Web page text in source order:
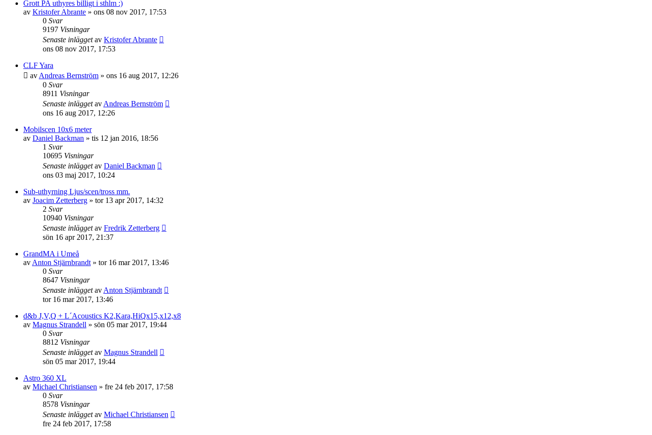
Grott PA uthyres billigt i sthlm :)
av Kristofer Abrante » ons 08 nov 2017, 17:53
0 Svar
9197 Visningar
Senaste inläggetav Kristofer Abrante
ons 08 nov 2017, 17:53
CLF Yara
av Andreas Bernström » ons 16 aug 2017, 12:26
0 Svar
8911 Visningar
Senaste inläggetav Andreas Bernström
ons 16 aug 2017, 12:26
Mobilscen 10x6 meter
av Daniel Backman » tis 12 jan 2016, 18:56
1 Svar
10695 Visningar
Senaste inläggetav Daniel Backman
ons 03 maj 2017, 10:24
Sub-uthyrning Ljus/scen/tross mm.
av Joacim Zetterberg » tor 13 apr 2017, 14:32
2 Svar
10940 Visningar
Senaste inläggetav Fredrik Zetterberg
sön 16 apr 2017, 21:37
GrandMA i Umeå
av Anton Stjärnbrandt » tor 16 mar 2017, 13:46
0 Svar
8647 Visningar
Senaste inläggetav Anton Stjärnbrandt
tor 16 mar 2017, 13:46
d&b J,V,Q + L´Acoustics K2,Kara,HiQx15,x12,x8
av Magnus Strandell » sön 05 mar 2017, 19:44
0 Svar
8812 Visningar
Senaste inläggetav Magnus Strandell
sön 05 mar 2017, 19:44
Astro 360 XL
av Michael Christiansen » fre 24 feb 2017, 17:58
0 Svar
8578 Visningar
Senaste inläggetav Michael Christiansen
fre 24 feb 2017, 17:58